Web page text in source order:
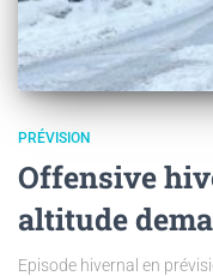
PRÉVISION
Offensive
altitude
Episode hivernal en